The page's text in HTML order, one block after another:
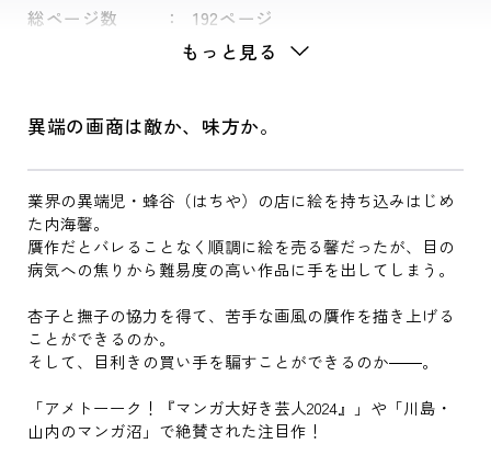
総ページ数 192ページ
もっと見る
異端の画商は敵か、味方か。
業界の異端児・蜂谷（はちや）の店に絵を持ち込みはじめ
た内海馨。
贋作だとバレることなく順調に絵を売る馨だったが、目の
病気への焦りから難易度の高い作品に手を出してしまう。
杏子と撫子の協力を得て、苦手な画風の贋作を描き上げる
ことができるのか。
そして、目利きの買い手を騙すことができるのか――。
「アメトーーク！『マンガ大好き芸人2024』」や「川島・
山内のマンガ沼」で絶賛された注目作！